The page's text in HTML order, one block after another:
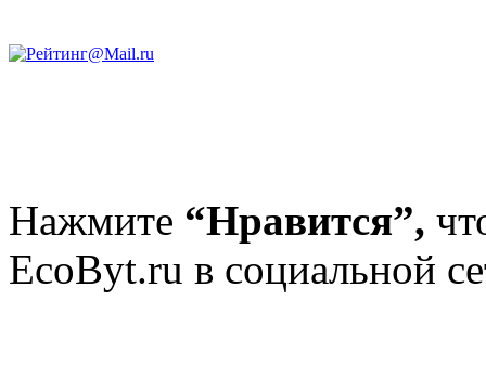
Нажмите “Нравится”,
EcoByt.ru в социальной